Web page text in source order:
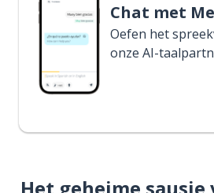
Chat met
Oefen het
onze AI-
Het geheime sausje